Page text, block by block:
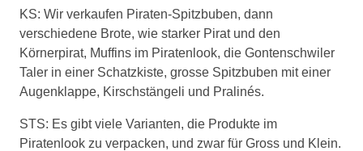
KS: Wir verkaufen Piraten-Spitzbuben, dann
verschiedene Brote, wie starker Pirat und den
Körnerpirat, Muffins im Piratenlook, die Gontenschwiler
Taler in einer Schatzkiste, grosse Spitzbuben mit einer
Augenklappe, Kirschstängeli und Pralinés.
STS: Es gibt viele Varianten, die Produkte im
Piratenlook zu verpacken, und zwar für Gross und Klein.